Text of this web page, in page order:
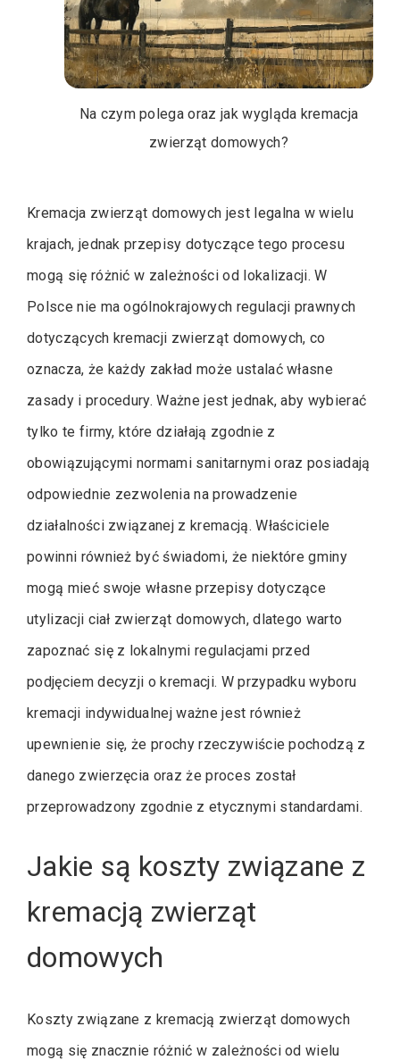
Na czym polega oraz jak wygląda kremacja
zwierząt domowych?
Kremacja zwierząt domowych jest legalna w wielu
krajach, jednak przepisy dotyczące tego procesu
mogą się różnić w zależności od lokalizacji. W
Polsce nie ma ogólnokrajowych regulacji prawnych
dotyczących kremacji zwierząt domowych, co
oznacza, że każdy zakład może ustalać własne
zasady i procedury. Ważne jest jednak, aby wybierać
tylko te firmy, które działają zgodnie z
obowiązującymi normami sanitarnymi oraz posiadają
odpowiednie zezwolenia na prowadzenie
działalności związanej z kremacją. Właściciele
powinni również być świadomi, że niektóre gminy
mogą mieć swoje własne przepisy dotyczące
utylizacji ciał zwierząt domowych, dlatego warto
zapoznać się z lokalnymi regulacjami przed
podjęciem decyzji o kremacji. W przypadku wyboru
kremacji indywidualnej ważne jest również
upewnienie się, że prochy rzeczywiście pochodzą z
danego zwierzęcia oraz że proces został
przeprowadzony zgodnie z etycznymi standardami.
Jakie są koszty związane z
kremacją zwierząt
domowych
Koszty związane z kremacją zwierząt domowych
mogą się znacznie różnić w zależności od wielu